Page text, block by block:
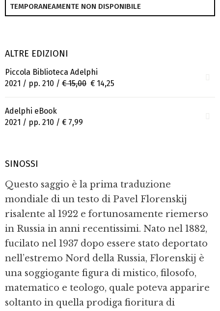
TEMPORANEAMENTE NON DISPONIBILE
ALTRE EDIZIONI
Piccola Biblioteca Adelphi
2021 / pp. 210 / € 15,00 € 14,25
Adelphi eBook
2021 / pp. 210 / € 7,99
SINOSSI
Questo saggio è la prima traduzione
mondiale di un testo di Pavel Florenskij
risalente al 1922 e fortunosamente riemerso
in Russia in anni recentissimi. Nato nel 1882,
fucilato nel 1937 dopo essere stato deportato
nell’estremo Nord della Russia, Florenskij è
una soggiogante figura di mistico, filosofo,
matematico e teologo, quale poteva apparire
soltanto in quella prodiga fioritura di